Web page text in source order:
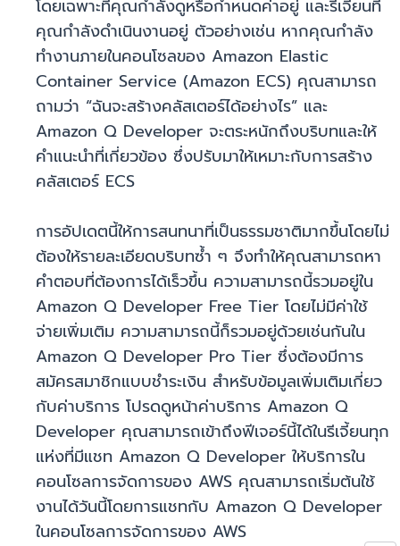
โดยเฉพาะที่คุณกำลังดูหรือกำหนดค่าอยู่ และรีเจี้ยนที่
คุณกำลังดำเนินงานอยู่ ตัวอย่างเช่น หากคุณกำลัง
ทำงานภายในคอนโซลของ Amazon Elastic
Container Service (Amazon ECS) คุณสามารถ
ถามว่า “ฉันจะสร้างคลัสเตอร์ได้อย่างไร” และ
Amazon Q Developer จะตระหนักถึงบริบทและให้
คำแนะนำที่เกี่ยวข้อง ซึ่งปรับมาให้เหมาะกับการสร้าง
คลัสเตอร์ ECS
การอัปเดตนี้ให้การสนทนาที่เป็นธรรมชาติมากขึ้นโดยไม่
ต้องให้รายละเอียดบริบทซ้ำ ๆ จึงทำให้คุณสามารถหา
คำตอบที่ต้องการได้เร็วขึ้น ความสามารถนี้รวมอยู่ใน
Amazon Q Developer Free Tier โดยไม่มีค่าใช้
จ่ายเพิ่มเติม ความสามารถนี้ก็รวมอยู่ด้วยเช่นกันใน
Amazon Q Developer Pro Tier ซึ่งต้องมีการ
สมัครสมาชิกแบบชำระเงิน สำหรับข้อมูลเพิ่มเติมเกี่ยว
กับค่าบริการ โปรดดูหน้าค่าบริการ Amazon Q
Developer คุณสามารถเข้าถึงฟีเจอร์นี้ได้ในรีเจี้ยนทุก
แห่งที่มีแชท Amazon Q Developer ให้บริการใน
คอนโซลการจัดการของ AWS คุณสามารถเริ่มต้นใช้
งานได้วันนี้โดยการแชทกับ Amazon Q Developer
ในคอนโซลการจัดการของ AWS